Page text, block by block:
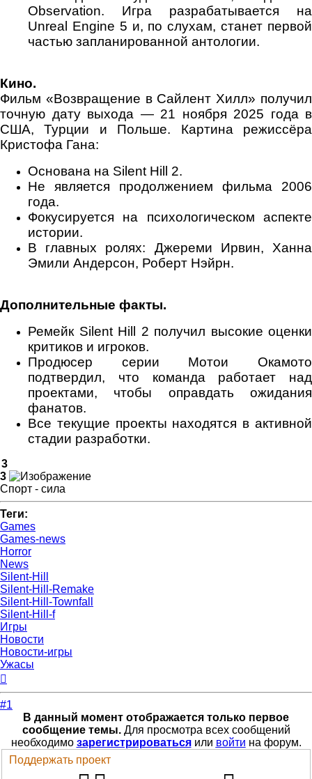
Observation. Игра разрабатывается на
Unreal Engine 5 и, по слухам, станет первой
частью запланированной антологии.
Кино.
Фильм «Возвращение в Сайлент Хилл» получил
точную дату выхода — 21 ноября 2025 года в
США, Турции и Польше. Картина режиссёра
Кристофа Гана:
Основана на Silent Hill 2.
Не является продолжением фильма 2006
года.
Фокусируется на психологическом аспекте
истории.
В главных ролях: Джереми Ирвин, Ханна
Эмили Андерсон, Роберт Нэйрн.
Дополнительные факты.
Ремейк Silent Hill 2 получил высокие оценки
критиков и игроков.
Продюсер серии Мотои Окамото
подтвердил, что команда работает над
проектами, чтобы оправдать ожидания
фанатов.
Все текущие проекты находятся в активной
стадии разработки.
3
3
Спорт - сила
Теги:
Games
Games-news
Horror
News
Silent-Hill
Silent-Hill-Remake
Silent-Hill-Townfall
Silent-Hill-f
Игры
Новости
Новости-игры
Ужасы
началу
#1
В данный момент отображается только первое
сообщение темы.Для просмотра всех сообщений
необходимо зарегистрироватьсяили войти на форум.
Поддержать проект